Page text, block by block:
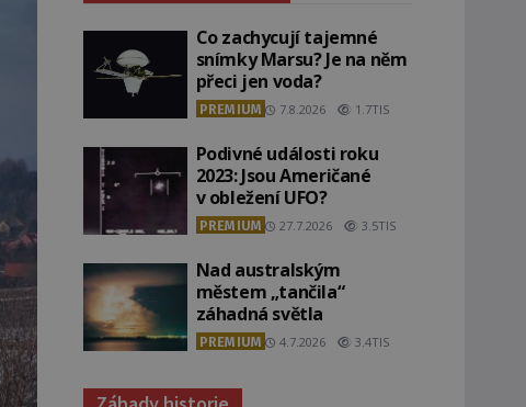
Co zachycují tajemné
snímky Marsu? Je na něm
přeci jen voda?
PREMIUM 7.8.2026 1.7TIS
Podivné události roku
2023: Jsou Američané
v obležení UFO?
PREMIUM 27.7.2026 3.5TIS
Nad australským
městem „tančila“
záhadná světla
PREMIUM 4.7.2026 3.4TIS